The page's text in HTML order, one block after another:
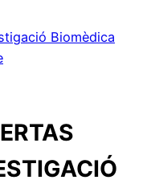
Biomèdica